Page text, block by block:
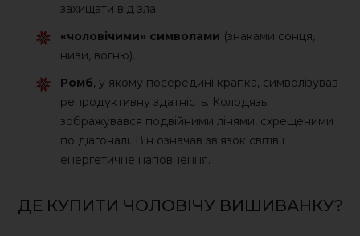
захищати від зла.
«чоловічими» символами (знаками сонця,
ниви, вогню).
Ромб, у якому посередині крапка, символізував
репродуктивну здатність. Колодязь
зображувався подвійними лінями, схрещеними
по діагоналі. Він означав зв'язок світів і
енергетичне наповнення.
ДЕ КУПИТИ ЧОЛОВІЧУ ВИШИВАНКУ?